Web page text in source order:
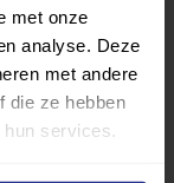
met onze
analyse. Deze
met andere
die ze hebben
services.